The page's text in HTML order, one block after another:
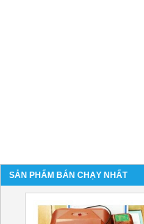
SẢN PHẨM BÁN CHẠY NHẤT